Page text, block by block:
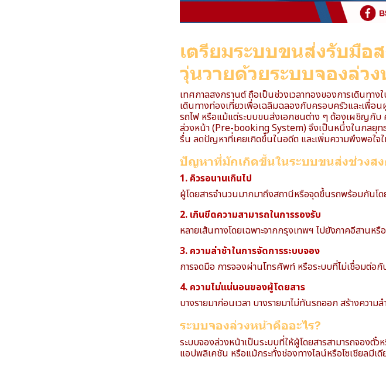
เตรียมระบบขนส่งรับมือ
วุ่นวายด้วยระบบจองล่ว
เทศกาลสงกรานต์ ถือเป็นช่วงเวลาทองของการเดินทา
เดินทางท่องเที่ยวเพื่อเฉลิมฉลองกับครอบครัวและเพื่อ
รถไฟ หรือแม้แต่ระบบขนส่งเอกชนต่าง ๆ ต้องเผชิญกับ
ล่วงหน้า (Pre-booking System) จึงเป็นหนึ่งในกลยุท
รื่น ลดปัญหาที่เคยเกิดขึ้นในอดีต และเพิ่มความพึงพอใจ
ปัญหาที่มักเกิดขึ้นในระบบขนส่งช่วงส
1. คิวรอนานเกินไป
ผู้โดยสารจำนวนมากมาถึงสถานีหรือจุดขึ้นรถพร้อมกันโด
2. เกินขีดความสามารถในการรองรับ
หลายเส้นทางโดยเฉพาะจากกรุงเทพฯ ไปยังภาคอีสาน
3. ความล่าช้าในการจัดการระบบจอง
การจดมือ การจองผ่านโทรศัพท์ หรือระบบที่ไม่เชื่อมต่อ
4. ความไม่แน่นอนของผู้โดยสาร
บางรายมาก่อนเวลา บางรายมาไม่ทันรถออก สร้างความ
ระบบจองล่วงหน้าคืออะไร?
ระบบจองล่วงหน้าเป็นระบบที่ให้ผู้โดยสารสามารถจองตั๋
แอปพลิเคชัน หรือแม้กระทั่งช่องทางไลน์หรือโซเชียลมีเ